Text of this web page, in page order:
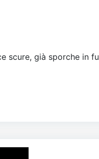
scure, già sporche in